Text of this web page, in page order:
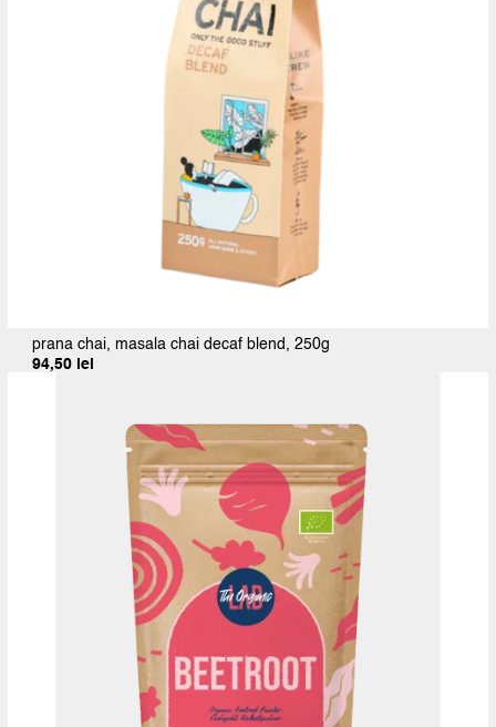
prana chai, masala chai decaf blend, 250g
94,50 lei